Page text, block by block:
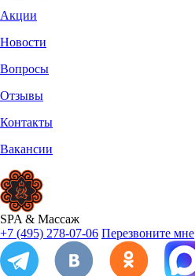
Акции
Новости
Вопросы
Отзывы
Контакты
Вакансии
SPA & Массаж
+7 (495) 278-07-06 Перезвоните мне